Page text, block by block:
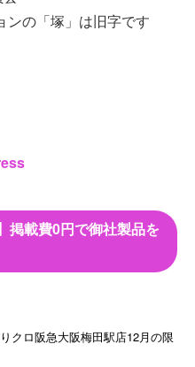
ンの「塚」は旧字です
掲載費0円で御社製品を
クロ阪急大阪梅田駅店12月の限